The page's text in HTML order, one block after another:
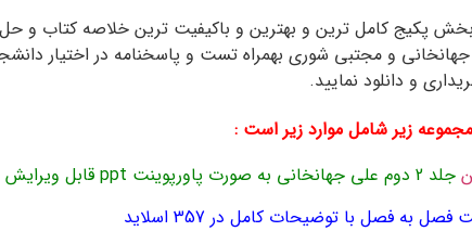
پکیج کامل ترین و بهترین و باکیفیت ترین خلاصه کتاب و
و مجتبی شوری بهمراه تست و پاسخنامه در اختیار
و دانلود نمایید.
مجموعه زیر شامل موارد زیر است :
جلد 2 دوم علی جهانخانی به صورت پاورپوینت ppt قابل ویرایش